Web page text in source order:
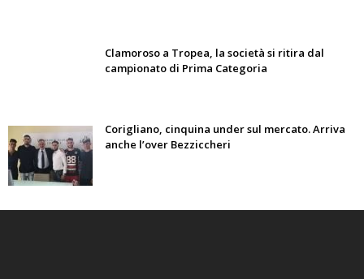
Clamoroso a Tropea, la società si ritira dal
campionato di Prima Categoria
Corigliano, cinquina under sul mercato. Arriva
anche l’over Bezziccheri